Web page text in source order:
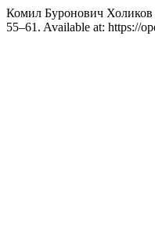
Комил Буронович Холиков
55–61. Available at: https://